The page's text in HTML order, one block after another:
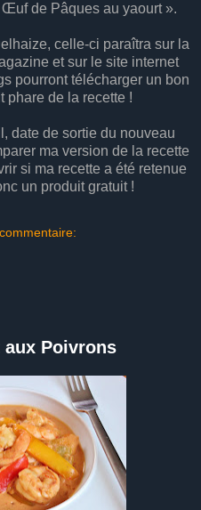
de Pâques au yaourt ».
celle-ci paraîtra sur la
et sur le site internet
pourront télécharger un bon
phare de la recette !
date de sortie du nouveau
ma version de la recette
si ma recette a été retenue
un produit gratuit !
aux Poivrons